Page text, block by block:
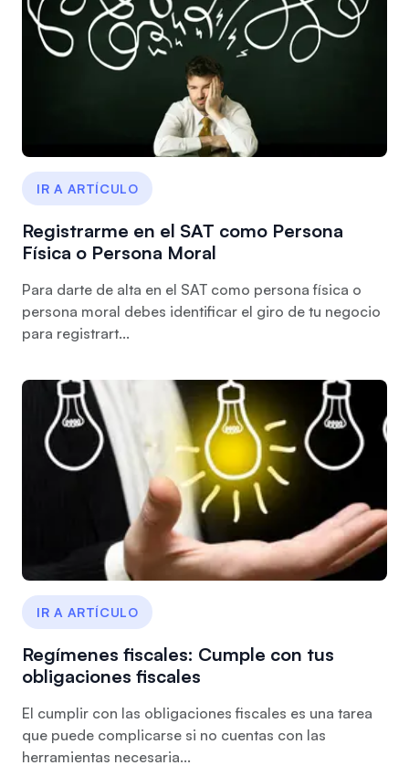
IR A ARTÍCULO
Registrarme en el SAT como Persona
Física o Persona Moral
Para darte de alta en el SAT como persona física o
persona moral debes identificar el giro de tu negocio
para registrart...
IR A ARTÍCULO
Regímenes fiscales: Cumple con tus
obligaciones fiscales
El cumplir con las obligaciones fiscales es una tarea
que puede complicarse si no cuentas con las
herramientas necesaria...